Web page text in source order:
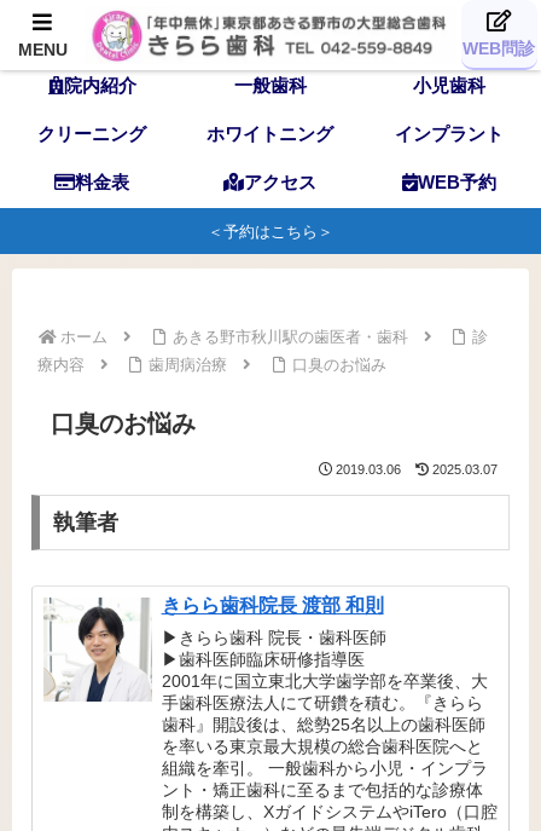
TOP 歯科医師 スタッフ
院内紹介 一般歯科 小児歯科
クリーニング ホワイトニング インプラント
料金表 アクセス WEB予約
＜予約はこちら＞
ホーム あきる野市秋川駅の歯医者・歯科
診
療内容
歯周病治療 口臭のお悩み
口臭のお悩み
2019.03.06 2025.03.07
執筆者
きらら歯科院長 渡部 和則
▶きらら歯科 院長・歯科医師
▶歯科医師臨床研修指導医
2001年に国立東北大学歯学部を卒業後、大
手歯科医療法人にて研鑽を積む。『きらら
歯科』開設後は、総勢25名以上の歯科医師
を率いる東京最大規模の総合歯科医院へと
組織を牽引。 一般歯科から小児・インプラ
ント・矯正歯科に至るまで包括的な診療体
制を構築し、XガイドシステムやiTero（口腔
MENU WEB問診